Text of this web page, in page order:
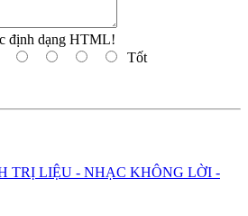
định dạng HTML!
Tốt